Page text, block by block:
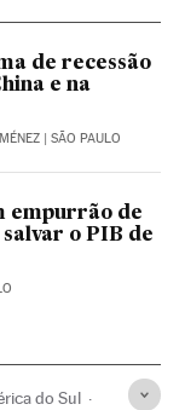
de recessão
e na
| SÃO PAULO
empurrão de
o PIB de
do Sul